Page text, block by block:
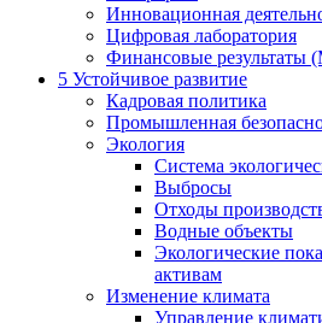
Инновационная
Цифровая лаборатория
Финансовые результаты
5 Устойчивое развитие
Кадровая политика
Промышленная
Экология
Система
Выбросы
Отходы
Водные объекты
Экологические
активам
Изменение климата
Управление